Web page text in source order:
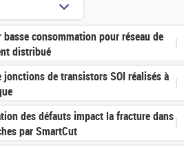
basse consommation pour réseau de
distribué
jonctions de transistors SOI réalisés à
des défauts impact la fracture dans
par SmartCut